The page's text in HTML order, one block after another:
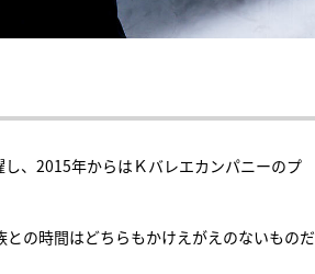
、2015年からはＫバレエカンパニーのプ
の時間はどちらもかけえがえのないものだ